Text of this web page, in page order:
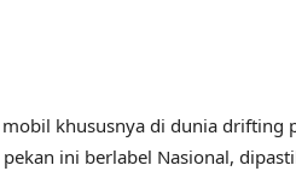
khususnya di dunia drifting
ini berlabel Nasional,